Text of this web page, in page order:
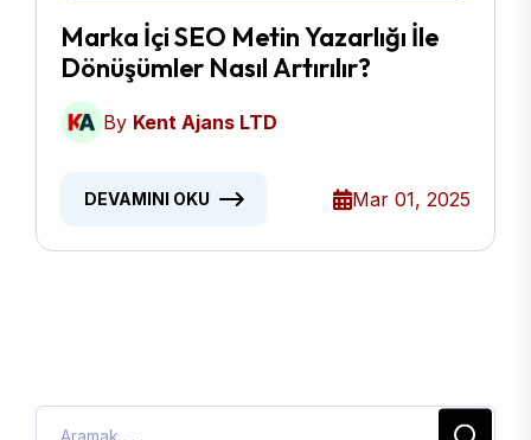
Marka İçi SEO Metin Yazarlığı İle
Dönüşümler Nasıl Artırılır?
By Kent Ajans LTD
DEVAMINI OKU Mar 01, 2025